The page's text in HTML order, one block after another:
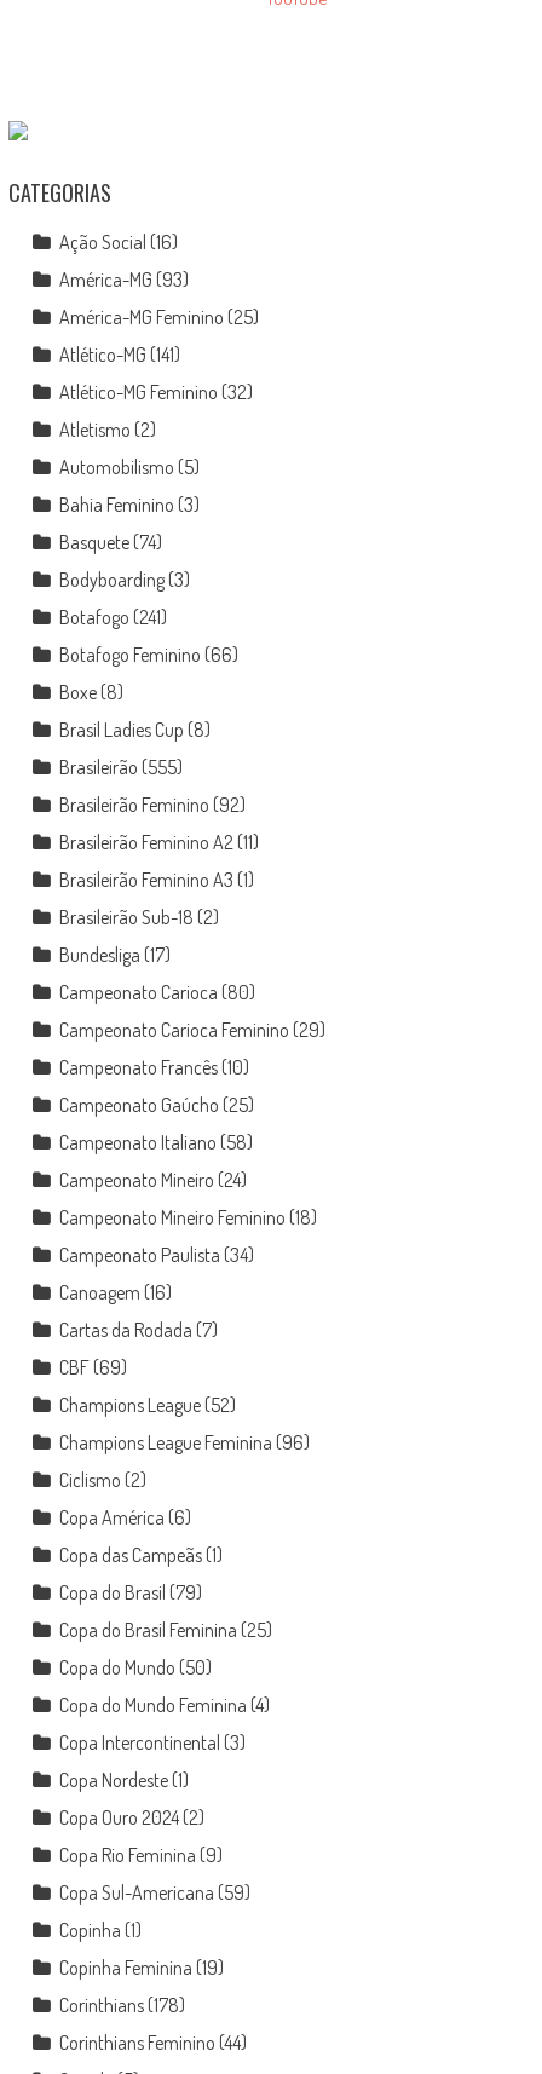
CATEGORIAS
Ação Social (16)
América-MG (93)
América-MG Feminino (25)
Atlético-MG (141)
Atlético-MG Feminino (32)
Atletismo (2)
Automobilismo (5)
Bahia Feminino (3)
Basquete(74)
Bodyboarding(3)
Botafogo (241)
Botafogo Feminino (66)
Boxe(8)
Brasil Ladies Cup (8)
Brasileirão (555)
Brasileirão Feminino (92)
Brasileirão Feminino A2(11)
Brasileirão Feminino A3 (1)
Brasileirão Sub-18 (2)
Bundesliga (17)
Campeonato Carioca (80)
Campeonato Carioca Feminino (29)
Campeonato Francês(10)
Campeonato Gaúcho (25)
Campeonato Italiano (58)
Campeonato Mineiro (24)
Campeonato Mineiro Feminino (18)
Campeonato Paulista (34)
Canoagem (16)
Cartas da Rodada (7)
CBF(69)
Champions League(52)
Champions League Feminina (96)
Ciclismo (2)
Copa América (6)
Copa das Campeãs(1)
Copa do Brasil (79)
Copa do Brasil Feminina (25)
Copa do Mundo (50)
Copa do Mundo Feminina (4)
Copa Intercontinental (3)
Copa Nordeste(1)
Copa Ouro 2024(2)
Copa Rio Feminina (9)
Copa Sul-Americana (59)
Copinha (1)
Copinha Feminina (19)
Corinthians(178)
Corinthians Feminino (44)